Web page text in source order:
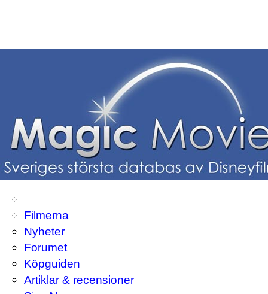
Filmerna
Nyheter
Forumet
Köpguiden
Artiklar & recensioner